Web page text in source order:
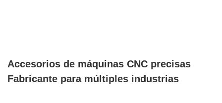
Accesorios de máquinas CNC precisas
Fabricante para múltiples industrias